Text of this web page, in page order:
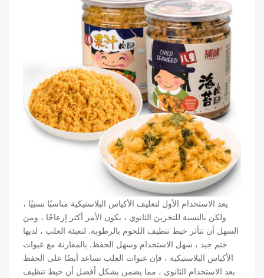
يعد الاستخدام الأول لتغليف الأكياس البلاستيكية مناسبًا نسبيًا ،
ولكن بالنسبة للتخزين الثانوي ، يكون الأمر أكثر إزعاجًا ، ومن
السهل أن تتأثر خيط تنظيف اللحوم بالرطوبة. لتعبئة العلب ، لديها
ختم جيد ، سهل الاستخدام وسهل الحفظ. بالمقارنة مع عبوات
الأكياس البلاستيكية ، فإن عبوات العلب تساعد أيضًا على الحفظ
بعد الاستخدام الثانوي ، مما يضمن بشكل أفضل أن خيط تنظيف